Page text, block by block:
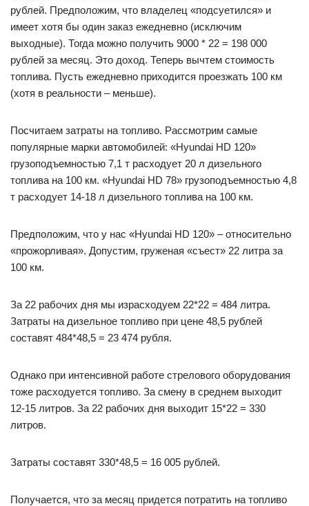
рублей. Предположим, что владелец «подсуетился» и
имеет хотя бы один заказ ежедневно (исключим
выходные). Тогда можно получить 9000 * 22 = 198 000
рублей за месяц. Это доход. Теперь вычтем стоимость
топлива. Пусть ежедневно приходится проезжать 100 км
(хотя в реальности – меньше).
Посчитаем затраты на топливо. Рассмотрим самые
популярные марки автомобилей: «Hyundai HD 120»
грузоподъемностью 7,1 т расходует 20 л дизельного
топлива на 100 км. «Hyundai HD 78» грузоподъемностью 4,8
т расходует 14-18 л дизельного топлива на 100 км.
Предположим, что у нас «Hyundai HD 120» – относительно
«прожорливая». Допустим, груженая «съест» 22 литра за
100 км.
За 22 рабочих дня мы израсходуем 22*22 = 484 литра.
Затраты на дизельное топливо при цене 48,5 рублей
составят 484*48,5 = 23 474 рубля.
Однако при интенсивной работе стрелового оборудования
тоже расходуется топливо. За смену в среднем выходит
12-15 литров. За 22 рабочих дня выходит 15*22 = 330
литров.
Затраты составят 330*48,5 = 16 005 рублей.
Получается, что за месяц придется потратить на топливо